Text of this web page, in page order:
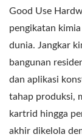
Good Use
pengikatan
dunia. Jangkar
bangunan
dan aplikasi
tahap produksi,
kartrid hingga
akhir dikelola